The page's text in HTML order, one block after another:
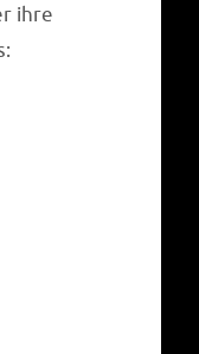
ihre